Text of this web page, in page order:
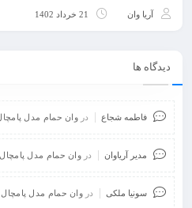
آریا وان 21 خرداد 1402
دیدگاه ها
فاطمه شجاع در وان حمام مدل
مدیر آریاوان در وان حمام مدل
سونیا ملکی در وان حمام مدل